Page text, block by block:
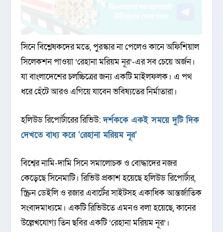
সিনে বিশ্লেষকদের মতে, পুরস্কার না পেলেও কানে অফিশিয়াল
সিলেকশন পাওয়া ‘রেহানা মরিয়ম নূর’-এর সব চেয়ে অর্জন।
যা বাংলাদেশের চলচ্চিত্রের জন্য একটি মাইলফলক। এ পথ
ধরে হেঁটে আরও এগিয়ে যাবেন ভবিষ্যতের নির্মাতারা।
হলিউড রিপোর্টারের রিভিউ:দর্শককে একই সময়ে দুটি দিক
দেখতে বাধ্য করে ‘রেহানা মরিয়ম নূর’
বিশ্বের নামি-দামি সিনে সমালোচক ও বোদ্ধাদের নজর
কেড়েছে সিনেমাটি। রিভিউ প্রকাশ হয়েছে হলিউড রিপোর্টার,
স্ক্রিন ডেইলি ও রজার এবার্টের সাইটসহ একাধিক আন্তর্জাতিক
সংবাদমাধ্যমে। একটি রিভিউতে এমনও বলা হয়েছে, কানের
উল্লেখযোগ্য তিন ছবির একটি ‘রেহানা মরিয়ম নূর’।